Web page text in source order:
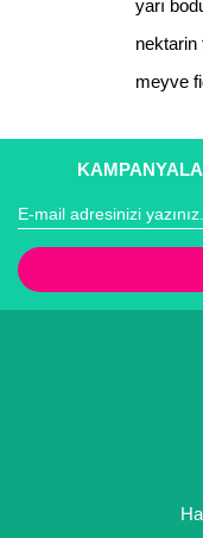
yarı
nektarin
meyve